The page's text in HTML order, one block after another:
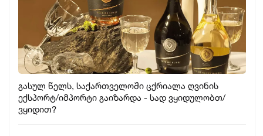
გასულ წელს, საქართველოში ცქრიალა ღვინის
ექსპორტ/იმპორტი გაიზარდა - სად ვყიდულობთ/
ვყიდით?